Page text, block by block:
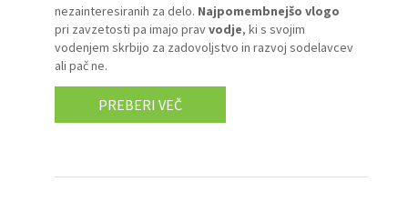
nezainteresiranih za delo. Najpomembnejšo vlogo
pri zavzetosti pa imajo pravvodje, ki s svojim
vodenjem skrbijo za zadovoljstvo in razvoj sodelavcev
ali pač ne.
PREBERI VEČ